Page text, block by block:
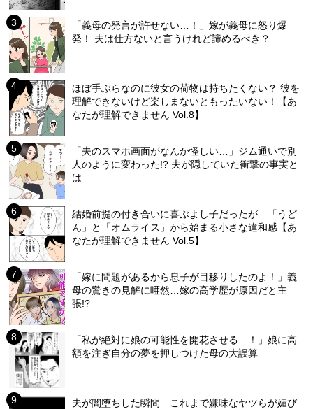
「義母の発言が許せない…！」嫁が義母に怒り爆
発！ 夫は仕方ないと言うけれど諦めるべき？
ほぼ手ぶらなのに彼女の荷物は持ちたくない？ 彼を
理解できないけど楽しまないともったいない！【あ
なたが理解できません Vol.8】
「夫のスマホ画面がなんか怪しい…」ジム通いで別
人のように変わった!? 夫が隠していた衝撃の事実と
は
結婚前提の付き合いに喜ぶよし子だったが…「うど
ん」と「オムライス」から始まる小さな違和感【あ
なたが理解できません Vol.5】
「嫁に問題があるから息子が目移りしたのよ！」義
母の驚きの見解に唖然…嫁の高学歴が原因だと主
張!?
「私が絶対に娘の可能性を開花させる…！」娘に高
額を注ぎ自分の夢を押しつけた母の大誤算
夫が闇堕ちした瞬間…これまで嫌味なヤツらが媚び